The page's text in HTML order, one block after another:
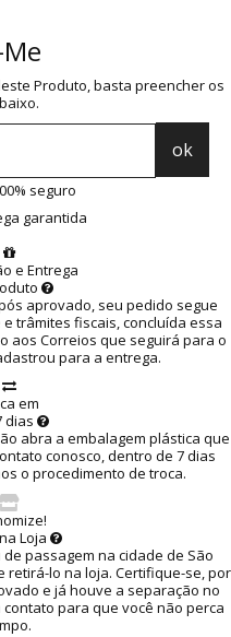
Produto, basta preencher os
seguro
garantida
e Entrega
aprovado, seu pedido segue
trâmites fiscais, concluída essa
aos Correios que seguirá para o
para a entrega.
em
dias
abra a embalagem plástica que
conosco, dentro de 7 dias
o procedimento de troca.
Loja
passagem na cidade de São
retirá-lo na loja. Certifique-se, por
e já houve a separação no
para que você não perca